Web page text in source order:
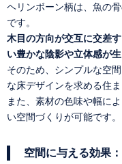
ヘリンボーン柄は、魚の
です。
木目の方向が交互に交差
い豊かな陰影や立体感が生
そのため、シンプルな空
な床デザインを求める住ま
また、素材の色味や幅に
い空間づくりが可能です。
空間に与える効果